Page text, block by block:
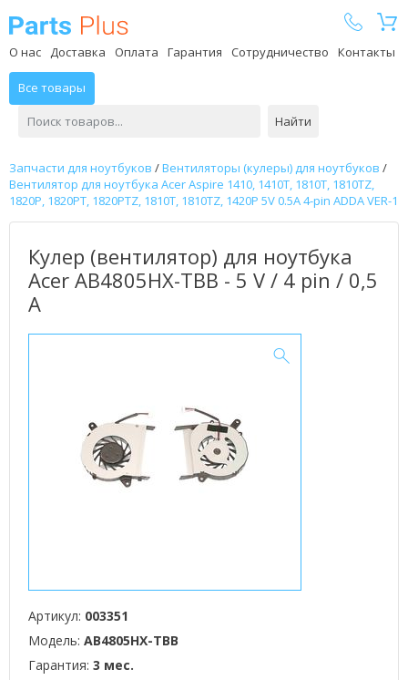
О нас Доставка Оплата Гарантия Сотрудничество Контакты
Все товары
Найти
Запчасти для ноутбуков /Вентиляторы (кулеры) для ноутбуков /
Вентилятор для ноутбука Acer Aspire 1410, 1410T, 1810T, 1810TZ,
1820P, 1820PT, 1820PTZ, 1810T, 1810TZ, 1420P 5V 0.5A 4-pin ADDA VER-1
Кулер (вентилятор) для ноутбука
Acer AB4805HX-TBB - 5 V / 4 pin / 0,5
А
Артикул: 003351
Модель: AB4805HX-TBB
Гарантия: 3 мес.